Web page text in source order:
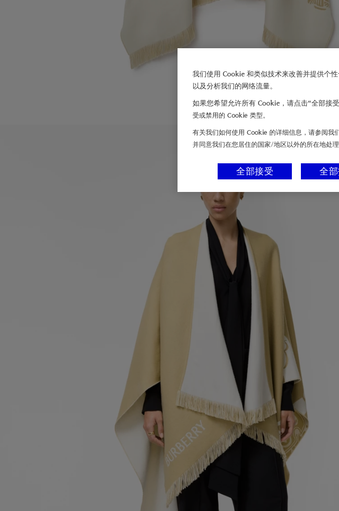
我们使用 Cookie 和类似技术来改善并提供个
以及分析我们的网络流量。
如果您希望允许所有 Cookie，请点击“全部接受
受或禁用的 Cookie 类型。
有关我们如何使用 Cookie 的详细信息，请参阅我
并同意我们在您居住的国家/地区以外的所在地处
全
全部接受